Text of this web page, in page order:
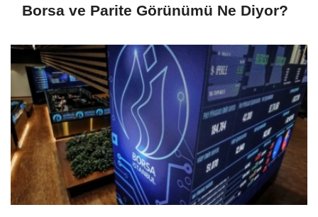
Borsa ve Parite Görünümü Ne Diyor?